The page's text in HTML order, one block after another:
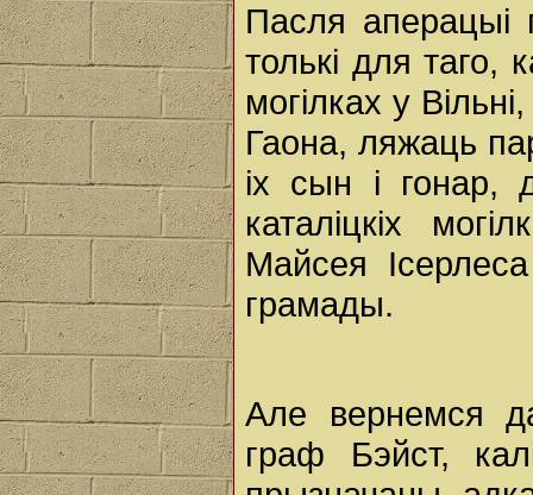
Пасля аперацыі
толькі для таго,
могілках у
Гаона, ляжаць
іх сын і гонар,
каталіцкіх
Майсея
грамады.
Але вернемся
граф Бэйст,